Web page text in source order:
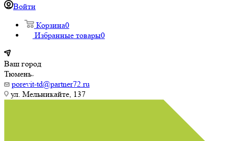
Войти
Корзина0
Избранные товары0
Ваш город
Тюмень
porevit-td@partner72.ru
ул. Мельникайте, 137